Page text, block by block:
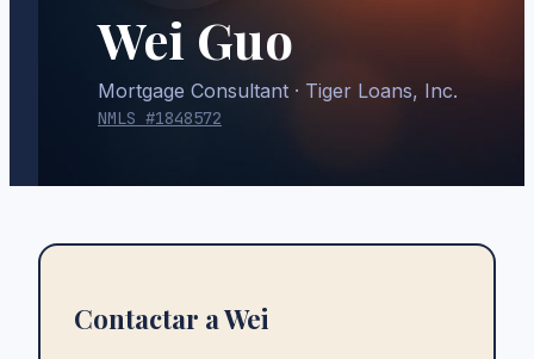
Wei Guo
Mortgage Consultant · Tiger Loans, Inc.
NMLS #1848572
Contactar a Wei